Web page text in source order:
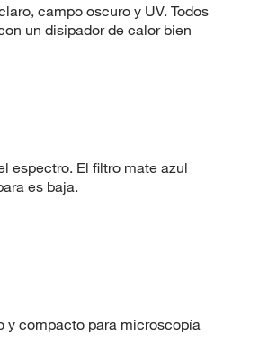
campo oscuro y UV. Todos
un disipador de calor bien
espectro. El filtro mate azul
es baja.
y compacto para microscopía